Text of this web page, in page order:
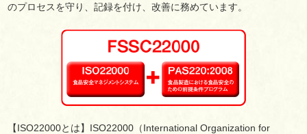
のプロセスを守り、記録を付け、改善に務めています。
【ISO22000とは】ISO22000（International Organization for